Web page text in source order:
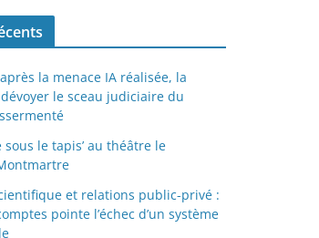
la menace IA réalisée, la
le sceau judiciaire du
sous le tapis’ au théâtre le
et relations public-privé :
pointe l’échec d’un système